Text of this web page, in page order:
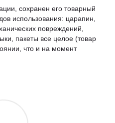
сохранен его товарный
использования: царапин,
повреждений,
пакеты все целое (товар
что и на момент